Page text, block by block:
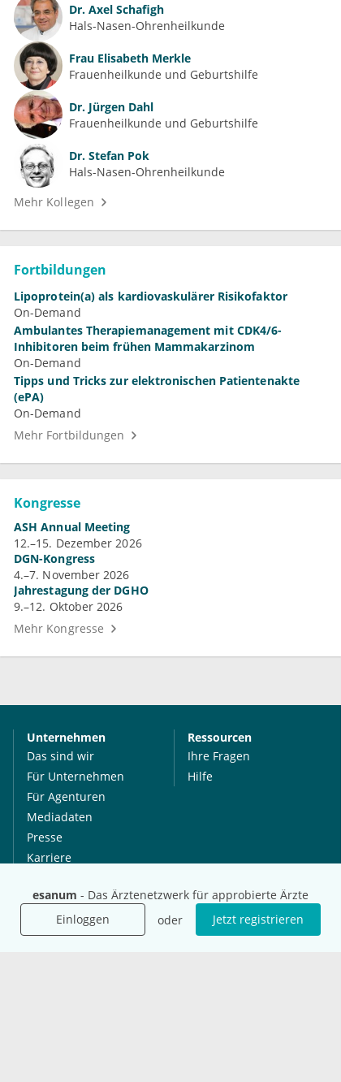
esanum - Das Ärztenetzwerk für approbierte Ärzte
Einloggen
oder Jetzt registrieren
Dr. Axel Schafigh
Hals-Nasen-Ohrenheilkunde
Frau Elisabeth Merkle
Frauenheilkunde und Geburtshilfe
Dr. Jürgen Dahl
Frauenheilkunde und Geburtshilfe
Dr. Stefan Pok
Hals-Nasen-Ohrenheilkunde
Mehr Kollegen
Fortbildungen
Lipoprotein(a) als kardiovaskulärer Risikofaktor
On-Demand
Ambulantes Therapiemanagement mit CDK4/6-
Inhibitoren beim frühen Mammakarzinom
On-Demand
Tipps und Tricks zur elektronischen Patientenakte
(ePA)
On-Demand
Mehr Fortbildungen
Kongresse
ASH Annual Meeting
12.–15. Dezember 2026
DGN-Kongress
4.–7. November 2026
Jahrestagung der DGHO
9.–12. Oktober 2026
Mehr Kongresse
Unternehmen
Das sind wir
Für Unternehmen
Für Agenturen
Mediadaten
Presse
Karriere
Ressourcen
Ihre Fragen
Hilfe
International
esanum.it
Social Media
Youtube